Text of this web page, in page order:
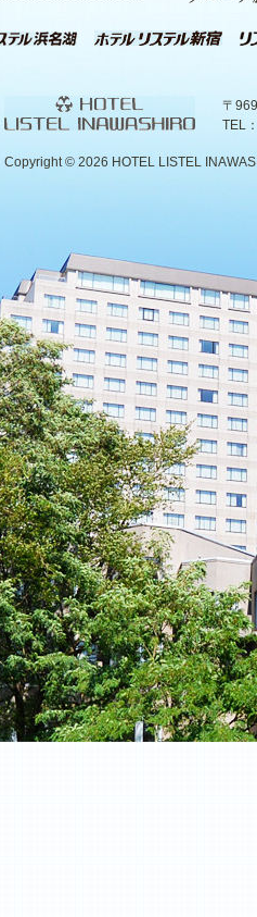
〒
TEL
Copyright © 2026 HOTEL LISTEL